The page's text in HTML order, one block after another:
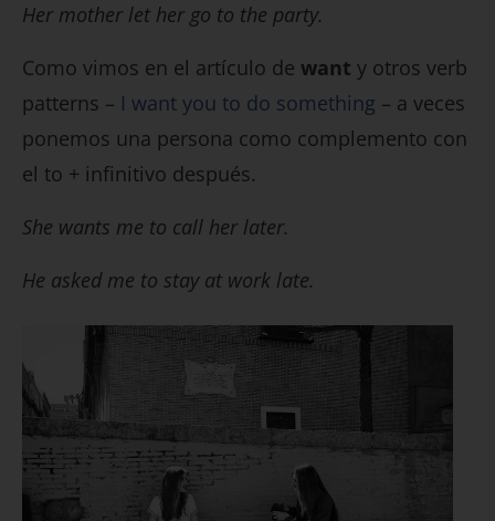
Her mother let her go to the party.
Como vimos en el artículo de want y otros verb
patterns – I want you to do something – a veces
ponemos una persona como complemento con
el to + infinitivo después.
She wants me to call her later.
He asked me to stay at work late.